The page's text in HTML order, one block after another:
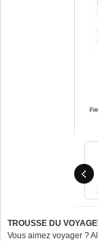
TROUSSE DU
Vous aimez voyager ?